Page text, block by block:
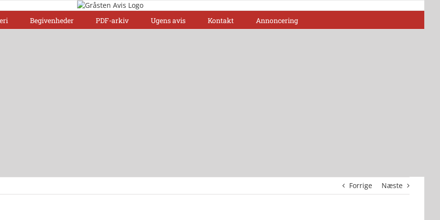
Begivenheder PDF-arkiv Ugens avis Kontakt Annoncering
Forrige Næste